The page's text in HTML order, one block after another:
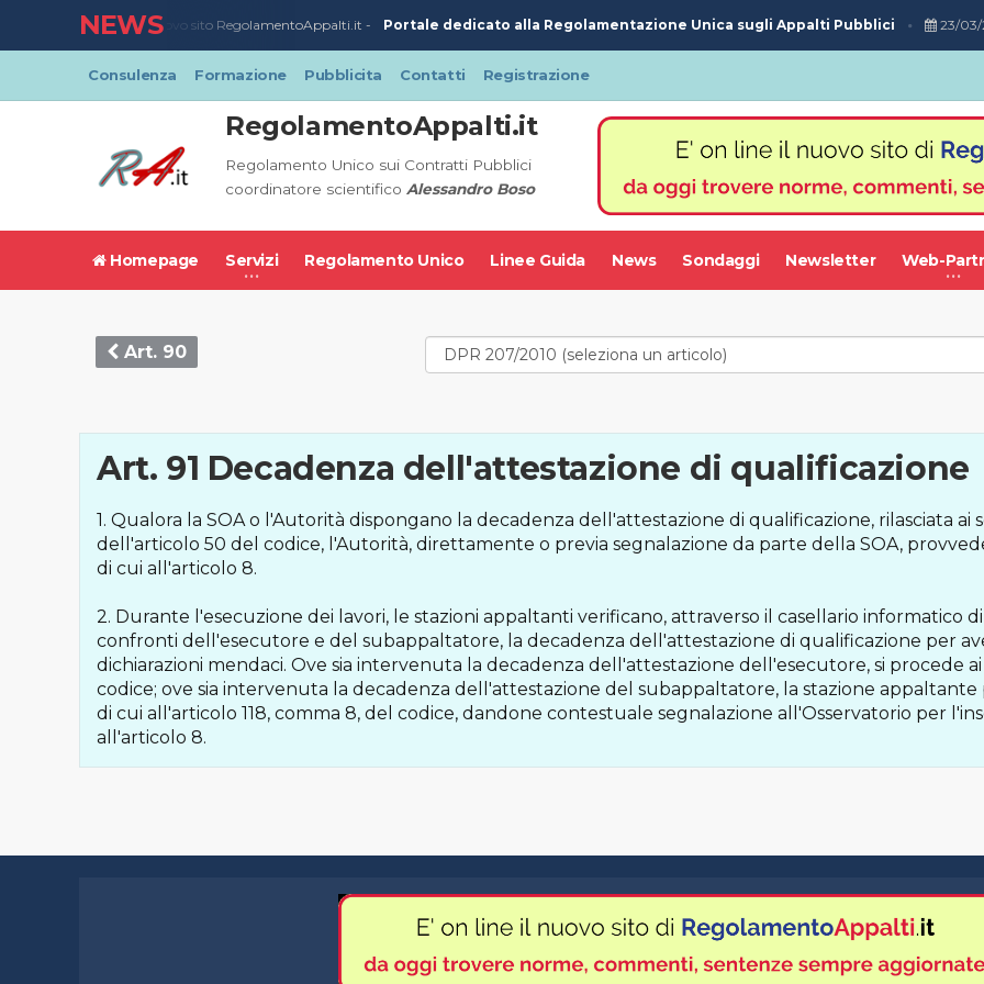
NEWS
23/03/2020-Nuovo sito RegolamentoAppalti.it - Portale dedicato alla Regolamentazione Unica sugli Appalti Pubblici 23/03/
Consulenza Formazione Pubblicita Contatti Registrazione
RegolamentoAppalti.it
Regolamento Unico sui Contratti Pubblici
coordinatore scientifico Alessandro Boso
Homepage Servizi Regolamento Unico Linee Guida News Sondaggi Newsletter Web-
Art. 90
Art. 91 Decadenza dell'attestazione di qualificazione
1. Qualora la SOA o l'Autorità dispongano la decadenza dell'attestazione di qualificazione, rilasciata ai
dell'articolo 50 del codice, l'Autorità, direttamente o previa segnalazione da parte della SOA,
di cui all'articolo 8.
2. Durante l'esecuzione dei lavori, le stazioni appaltanti verificano, attraverso il casellario informatico
confronti dell'esecutore e del subappaltatore, la decadenza dell'attestazione di qualificazione per
dichiarazioni mendaci. Ove sia intervenuta la decadenza dell'attestazione dell'esecutore, si procede ai
codice; ove sia intervenuta la decadenza dell'attestazione del subappaltatore, la stazione
di cui all'articolo 118, comma 8, del codice, dandone contestuale segnalazione all'Osservatorio per
all'articolo 8.